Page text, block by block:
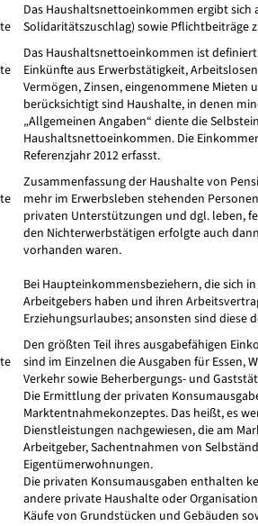
Das Haushaltsnettoeinkommen ergibt
Solidaritätszuschlag) sowie
Das Haushaltsnettoeinkommen ist
Einkünfte aus Erwerbstätigkeit,
Vermögen, Zinsen, eingenommene Mieten
berücksichtigt sind Haushalte, in denen
„Allgemeinen Angaben“ diente die
Haushaltsnettoeinkommen. Die
Referenzjahr 2012 erfasst.
Zusammenfassung der Haushalte von
mehr im Erwerbsleben stehenden
privaten Unterstützungen und dgl. leben,
den Nichterwerbstätigen erfolgte auch
vorhanden waren.
Bei Haupteinkommensbeziehern, die sich
Arbeitgebers haben und ihren
Erziehungsurlaubes; ansonsten sind diese
Den größten Teil ihres ausgabefähigen
sind im Einzelnen die Ausgaben für Essen,
Verkehr sowie Beherbergungs- und
Die Ermittlung der privaten
Marktentnahmekonzeptes. Das heißt, es
Dienstleistungen nachgewiesen, die am
Arbeitgeber, Sachentnahmen von
Eigentümerwohnungen.
Die privaten Konsumausgaben enthalten
andere private Haushalte oder
Käufe von Grundstücken und Gebäuden